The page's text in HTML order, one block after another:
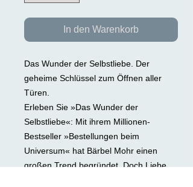
In den Warenkorb
Das Wunder der Selbstliebe. Der
geheime Schlüssel zum Öffnen aller
Türen.
Erleben Sie »Das Wunder der
Selbstliebe«: Mit ihrem Millionen-
Bestseller »Bestellungen beim
Universum« hat Bärbel Mohr einen
großen Trend begründet. Doch Liebe,